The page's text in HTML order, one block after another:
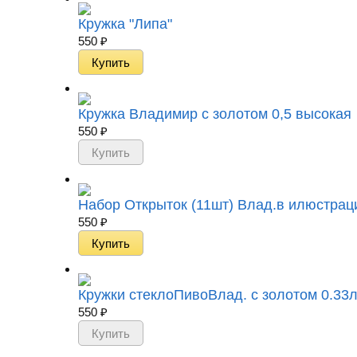
Кружка "Липа"
550 ₽
Кружка Владимир с золотом 0,5 высокая
550 ₽
Набор Открыток (11шт) Влад.в
550 ₽
Кружки стеклоПивоВлад. с золотом 0.33л
550 ₽